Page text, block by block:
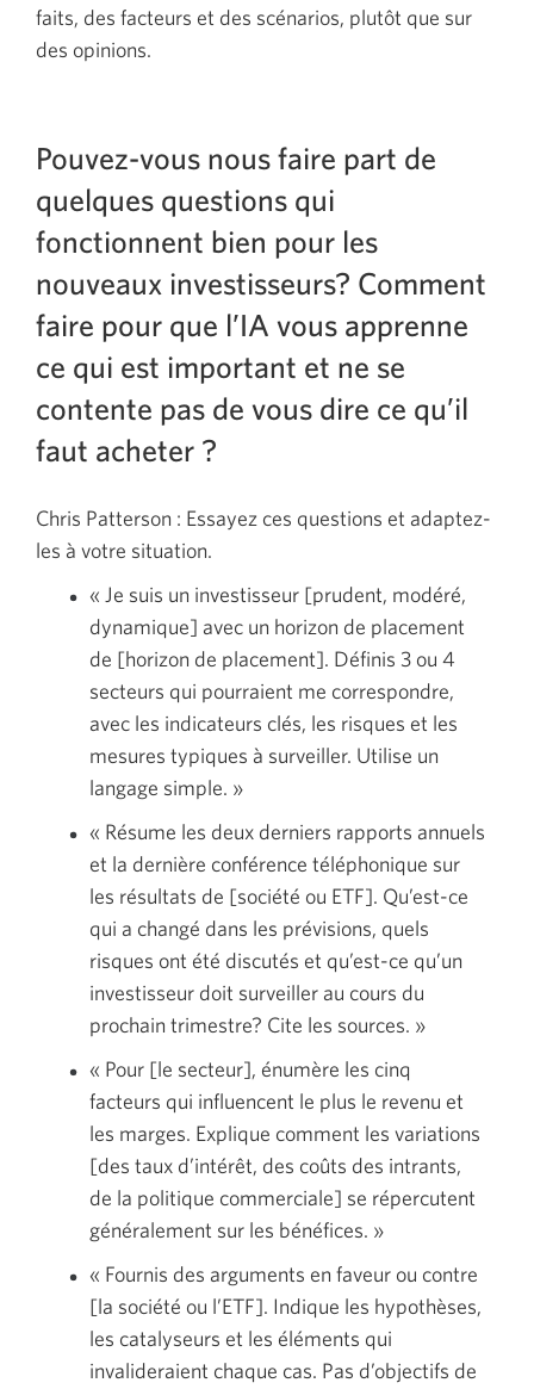
faits, des facteurs et des scénarios, plutôt que sur
des opinions.
Pouvez-vous nous faire part de
quelques questions qui
fonctionnent bien pour les
nouveaux investisseurs? Comment
faire pour que l’IA vous apprenne
ce qui est important et ne se
contente pas de vous dire ce qu’il
faut acheter ?
Chris Patterson : Essayez ces questions et adaptez-
les à votre situation.
« Je suis un investisseur [prudent, modéré,
dynamique] avec un horizon de placement
de [horizon de placement]. Définis 3 ou 4
secteurs qui pourraient me correspondre,
avec les indicateurs clés, les risques et les
mesures typiques à surveiller. Utilise un
langage simple. »
« Résume les deux derniers rapports annuels
et la dernière conférence téléphonique sur
les résultats de [société ou ETF]. Qu’est-ce
qui a changé dans les prévisions, quels
risques ont été discutés et qu’est-ce qu’un
investisseur doit surveiller au cours du
prochain trimestre? Cite les sources. »
« Pour [le secteur], énumère les cinq
facteurs qui influencent le plus le revenu et
les marges. Explique comment les variations
[des taux d’intérêt, des coûts des intrants,
de la politique commerciale] se répercutent
généralement sur les bénéfices. »
« Fournis des arguments en faveur ou contre
[la société ou l’ETF]. Indique les hypothèses,
les catalyseurs et les éléments qui
invalideraient chaque cas. Pas d’objectifs de